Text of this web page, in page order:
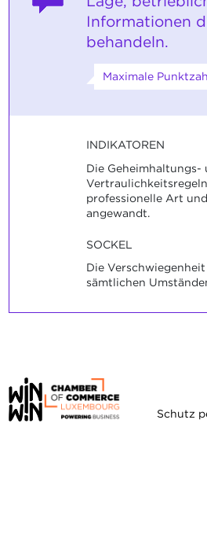
Informationen
behandeln.
Maximale
INDIKATOREN
Die Geheimhaltungs-
professionelle Art
angewandt.
SOCKEL
Die
sämtlichen
Schutz